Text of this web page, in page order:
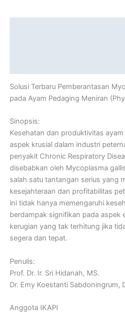
Solusi Terbaru Pemberantasan
pada Ayam Pedaging Meniran
Sinopsis:
Kesehatan dan produktivitas
aspek krusial dalam industri
penyakit Chronic Respiratory
disebabkan oleh Mycoplasma
salah satu tantangan serius yang
kesejahteraan dan profitabilitas
ini tidak hanya memengaruhi
berdampak signifikan pada aspek
kerugian yang tak terhitung jika
segera dan tepat.
Penulis:
Prof. Dr. Ir. Sri Hidanah, MS.
Dr. Emy Koestanti Sabdoningrum,
Anggota IKAPI